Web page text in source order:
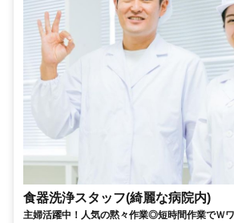
食器洗浄スタッフ(綺麗な病院内)
主婦活躍中！人気の黙々作業◎短時間作業でＷ